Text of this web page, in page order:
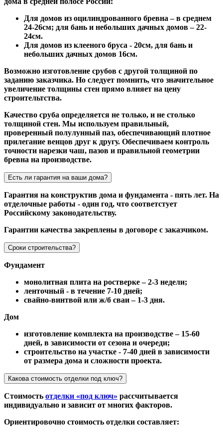
Для домов из оцилиндрованного бревна – в среднем
24-26см; для бань и небольших дачных домов – 22-
24см.
Для домов из клееного бруса - 20см, для бань и
небольших дачных домов 16см.
Возможно изготовление срубов с другой толщиной по
заданию заказчика. Но следует помнить, что значительное
увеличение толщины стен прямо влияет на цену
строительтства.
Качество сруба определяется не только, и не столько
толщиной стен. Мы используем правильный,
проверенный полулунный паз, обеспечивающий плотное
прилегание венцов друг к другу. Обеспечиваем контроль
точности нарезки чаш, пазов и правильной геометрии
бревна на производстве.
Есть ли гарантия на ваши дома?
Гарантия на конструктив дома и фундамента - пять лет. На
отделочные работы - один год, что соответстует
Российскому законодательству.
Гарантии качества закреплены в договоре с заказчиком.
Сроки строительства?
Фундамент
монолитная плита на ростверке – 2-3 недели;
ленточный - в течение 7-10 дней;
свайно-винтвой или ж/б сваи – 1-3 дня.
Дом
изготовление комплекта на производстве – 15-60
дней, в зависимости от сезона и очереди;
строительство на участке - 7-40 дней в зависимости
от размера дома и сложности проекта.
Какова стоимость отделки под ключ?
Стоимость отделки «под ключ» рассчитывается
индивидуально и зависит от многих факторов.
Ориентировочно стоимость отделки составляет: